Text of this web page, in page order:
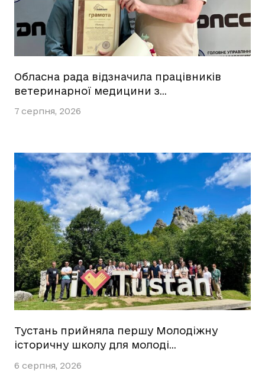
Обласна рада відзначила працівників
ветеринарної медицини з…
7 серпня, 2026
Тустань прийняла першу Молодіжну
історичну школу для молоді…
6 серпня, 2026